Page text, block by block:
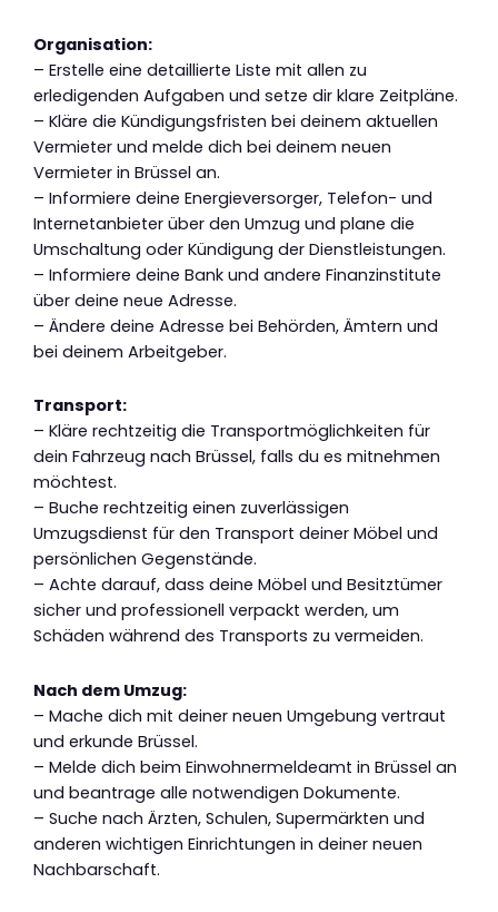
Organisation:
– Erstelle eine detaillierte Liste mit allen zu
erledigenden Aufgaben und setze dir klare Zeitpläne.
– Kläre die Kündigungsfristen bei deinem aktuellen
Vermieter und melde dich bei deinem neuen
Vermieter in Brüssel an.
– Informiere deine Energieversorger, Telefon- und
Internetanbieter über den Umzug und plane die
Umschaltung oder Kündigung der Dienstleistungen.
– Informiere deine Bank und andere Finanzinstitute
über deine neue Adresse.
– Ändere deine Adresse bei Behörden, Ämtern und
bei deinem Arbeitgeber.
Transport:
– Kläre rechtzeitig die Transportmöglichkeiten für
dein Fahrzeug nach Brüssel, falls du es mitnehmen
möchtest.
– Buche rechtzeitig einen zuverlässigen
Umzugsdienst für den Transport deiner Möbel und
persönlichen Gegenstände.
– Achte darauf, dass deine Möbel und Besitztümer
sicher und professionell verpackt werden, um
Schäden während des Transports zu vermeiden.
Nach dem Umzug:
– Mache dich mit deiner neuen Umgebung vertraut
und erkunde Brüssel.
– Melde dich beim Einwohnermeldeamt in Brüssel an
und beantrage alle notwendigen Dokumente.
– Suche nach Ärzten, Schulen, Supermärkten und
anderen wichtigen Einrichtungen in deiner neuen
Nachbarschaft.